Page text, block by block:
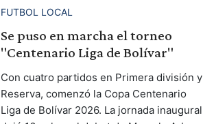
FUTBOL LOCAL
Se puso en marcha el torneo
"Centenario Liga de Bolívar"
Con cuatro partidos en Primera división y
Reserva, comenzó la Copa Centenario
Liga de Bolívar 2026. La jornada inaugural